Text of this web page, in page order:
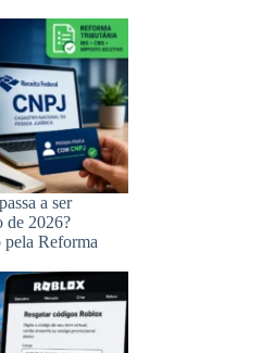
a ser
de 2026?
pela Reforma